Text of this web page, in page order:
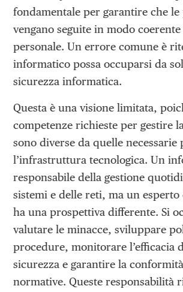
fondamentale per garantire che
vengano seguite in modo
personale. Un errore comune è
informatico possa occuparsi da
sicurezza informatica.
Questa è una visione limitata,
competenze richieste per gestire
sono diverse da quelle necessarie
l’infrastruttura tecnologica. Un
responsabile della gestione
sistemi e delle reti, ma un esperto
ha una prospettiva differente. Si
valutare le minacce, sviluppare
procedure, monitorare l’efficacia
sicurezza e garantire la
normative. Queste responsabilità